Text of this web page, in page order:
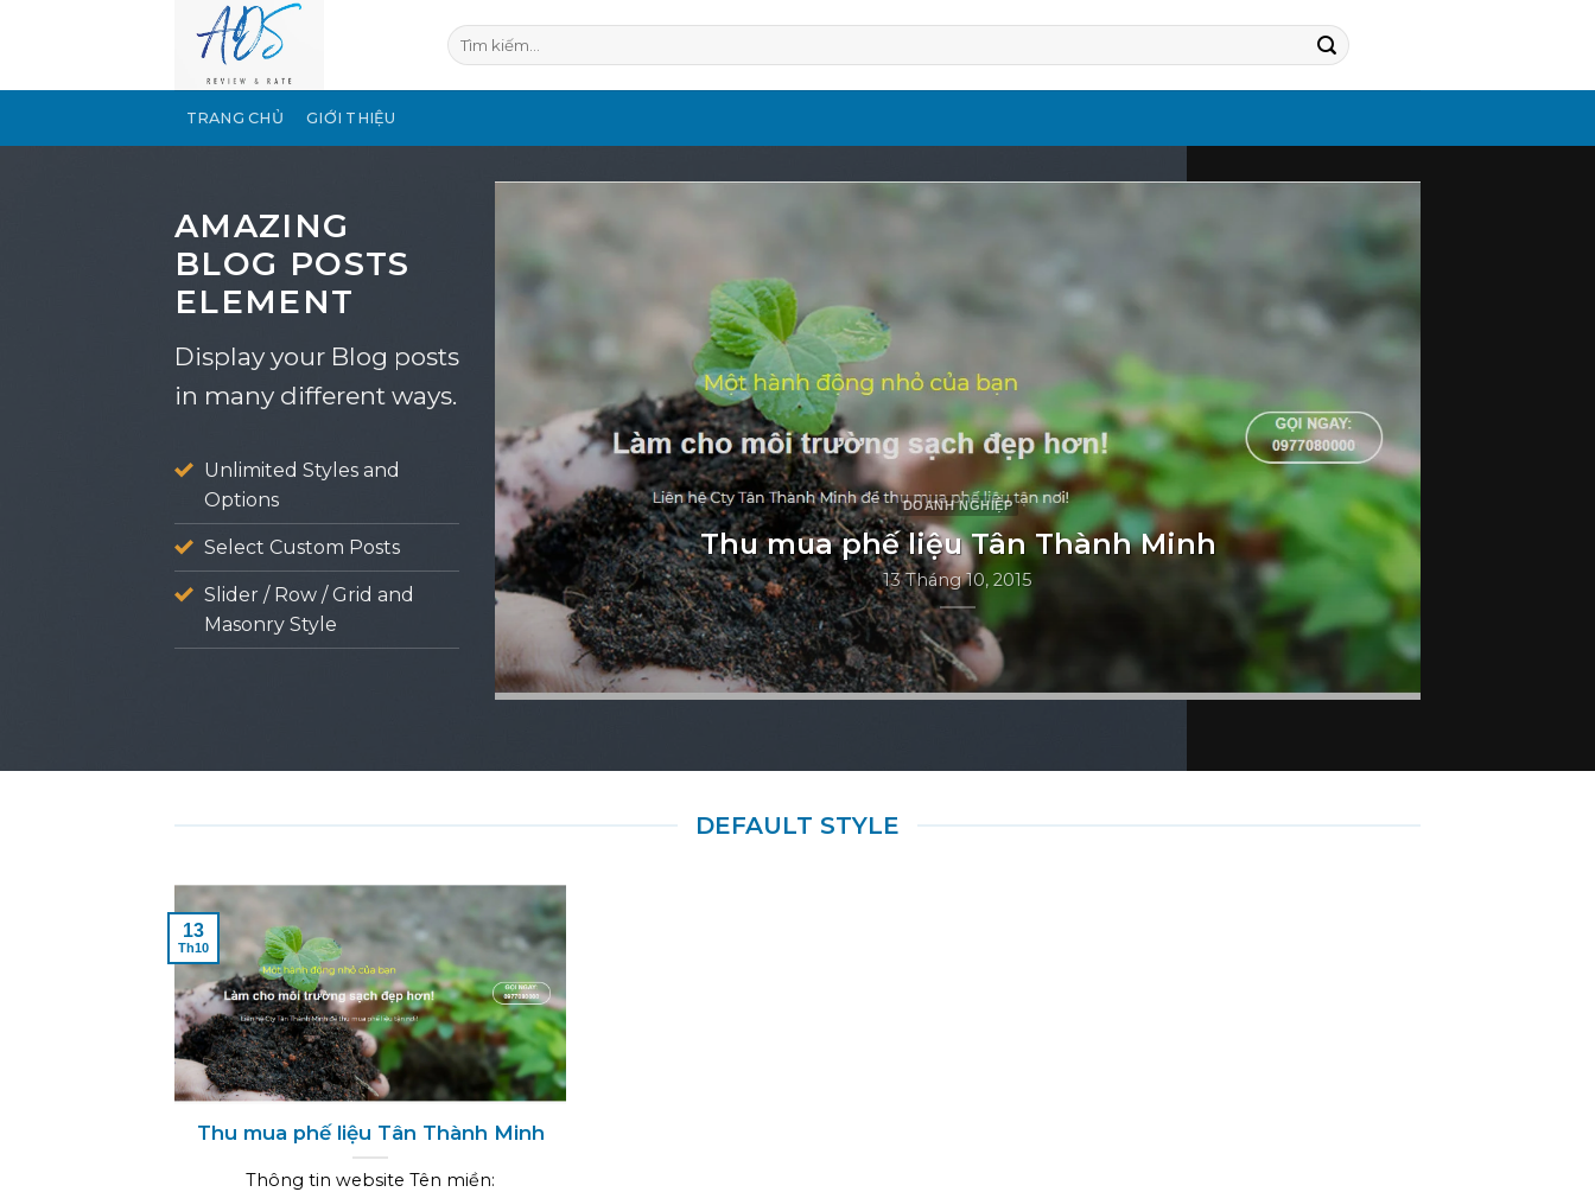
TRANG CHỦ GIỚI THIỆU
AMAZING
BLOG POSTS
ELEMENT
Display your Blog posts
in many different ways.
Unlimited Styles and
Options
Select Custom Posts
Slider / Row / Grid and
Masonry Style
DOANH NGHIỆP
Thu mua phế liệu Tân Thành Minh
13 Tháng 10, 2015
DEFAULT STYLE
Thu mua phế liệu Tân Thành Minh
Thông tin website Tên miền:
13
Th10